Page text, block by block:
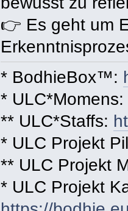
👉 Es geht um
* BodhieBox™:
*
** ULC*Staffs:
* ULC Projekt
** ULC Projekt
* ULC Projekt